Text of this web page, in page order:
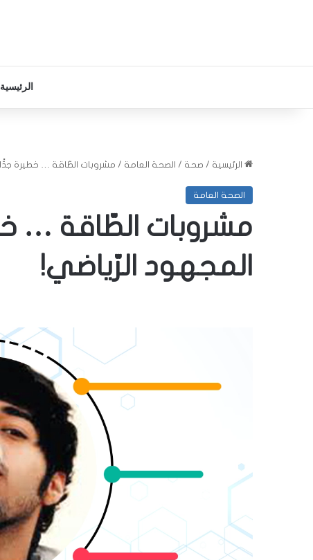
الرئيسية
الرئيسية / صحة / الصحة العامة / مشروبات الطّاقة … خطيرة
الصحة العامة
مشروبات الطّاقة …
المجهود الرّياضي!